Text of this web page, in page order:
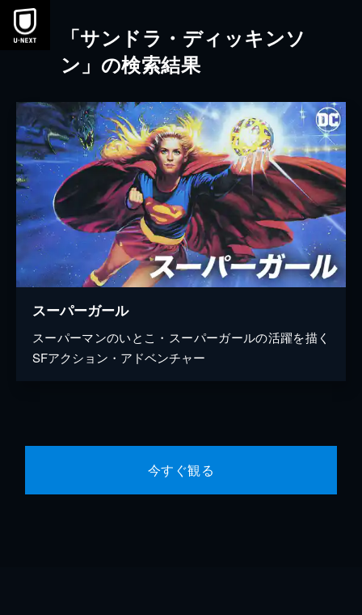
本文へスキップ
「サンドラ・ディッキンソ
ン」の検索結果
スーパーガール
スーパーマンのいとこ・スーパーガールの活躍を描く
SFアクション・アドベンチャー
今すぐ観る